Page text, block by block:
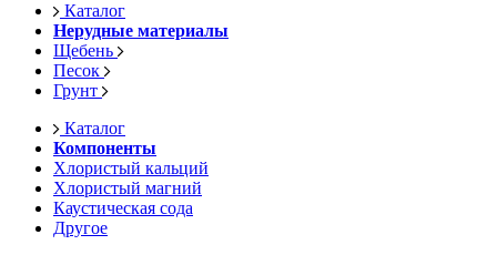
Каталог
Нерудные материалы
Щебень
Песок
Грунт
Каталог
Компоненты
Хлористый кальций
Хлористый магний
Каустическая сода
Другое